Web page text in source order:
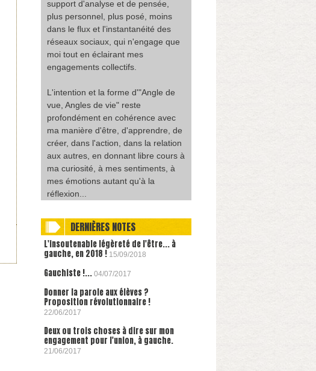
support d'analyse et de pensée,
plus personnel, plus posé, moins
dans le flux et l'instantanéité des
réseaux sociaux, qui n'engage que
moi tout en éclairant mes
engagements collectifs.
L'intention et la forme d'"Angle de
vue, Angles de vie" reste
profondément en cohérence avec
ma manière d'être, d'apprendre, de
créer, dans l'action, dans la relation
aux autres, en donnant libre cours à
ma curiosité, à mes sentiments, à
mes émotions autant qu'à la
réflexion...
DERNIÈRES NOTES
L'insoutenable légèreté de l'être... à
gauche, en 2018 ! 15/09/2018
Gauchiste !... 04/07/2017
Donner la parole aux élèves ?
Proposition révolutionnaire !
22/06/2017
Deux ou trois choses à dire sur mon
engagement pour l'union, à gauche.
21/06/2017